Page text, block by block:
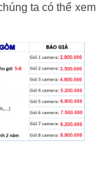
ta có thể xem